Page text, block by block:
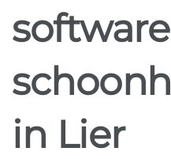
in Lier